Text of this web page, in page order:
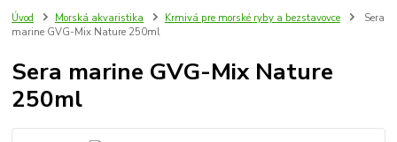
Úvod Morská akvaristika Krmivá pre morské ryby a bezstavovce
Sera
marine GVG-Mix Nature 250ml
Sera marine GVG-Mix Nature
250ml